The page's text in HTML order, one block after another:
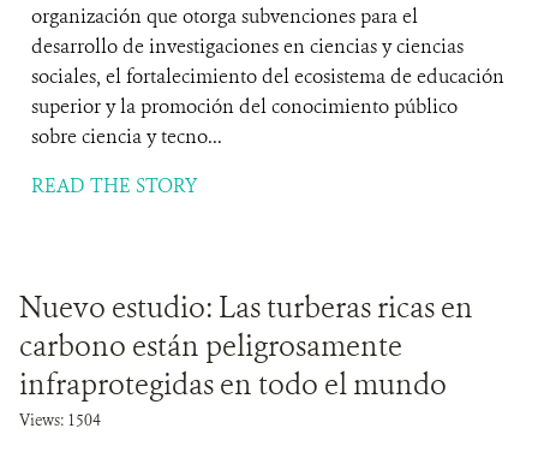
organización que otorga subvenciones para el
desarrollo de investigaciones en ciencias y ciencias
sociales, el fortalecimiento del ecosistema de educación
superior y la promoción del conocimiento público
sobre ciencia y tecno...
READ THE STORY
Nuevo estudio: Las turberas ricas en
carbono están peligrosamente
infraprotegidas en todo el mundo
Views: 1504